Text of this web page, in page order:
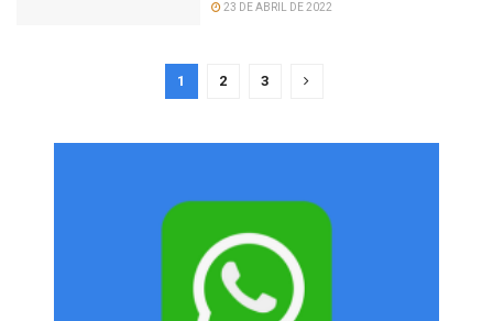
23 DE ABRIL DE 2022
1 2 3